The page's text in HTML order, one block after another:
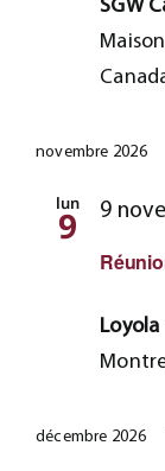
SGW
novembre 2026
lun
9 9
Loyola
décembre 2026